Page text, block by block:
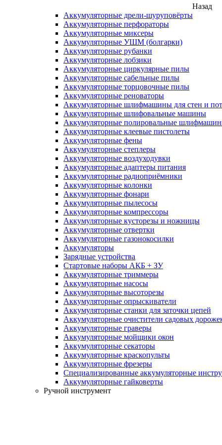
Назад
Аккумуляторные дрели-шуруповёрты
Аккумуляторные перфораторы
Аккумуляторные миксеры
Аккумуляторные УШМ (болгарки)
Аккумуляторные рубанки
Аккумуляторные лобзики
Аккумуляторные циркулярные пилы
Аккумуляторные сабельные пилы
Аккумуляторные торцовочные пилы
Аккумуляторные реноваторы
Аккумуляторные шлифмашины для стен и
Аккумуляторные шлифовальные машины
Аккумуляторные полировальные
Аккумуляторные клеевые пистолеты
Аккумуляторные фены
Аккумуляторные степлеры
Аккумуляторные воздуходувки
Аккумуляторные адаптеры питания
Аккумуляторные радиоприёмники
Аккумуляторные колонки
Аккумуляторные фонари
Аккумуляторные пылесосы
Аккумуляторные компрессоры
Аккумуляторные кусторезы и ножницы
Аккумуляторные отвертки
Аккумуляторные газонокосилки
Аккумуляторы
Зарядные устройства
Стартовые наборы АКБ + ЗУ
Аккумуляторные триммеры
Аккумуляторные насосы
Аккумуляторные высоторезы
Аккумуляторные опрыскиватели
Аккумуляторные станки для заточки цепей
Аккумуляторные очистители садовых
Аккумуляторные граверы
Аккумуляторные мойщики окон
Аккумуляторные секаторы
Аккумуляторные краскопульты
Аккумуляторные фрезеры
Специализированные аккумуляторные
Аккумуляторные гайковерты
Ручной инструмент